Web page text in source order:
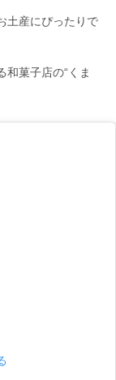
土産にぴったりで
和菓子店の“くま